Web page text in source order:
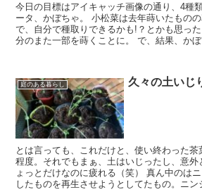
今日の目標はアイキャッチ画像の通り、4種
ータ、かぼちゃ。 小松菜は去年蒔いたもの
で、自分で種取りできるかも!？とかも思っ
分のまた一部を蒔くことに。 で、結果、かぼ
庭のある暮らし 久々の土いじ
とは言っても、これだけと、使い終わった
程度。それでもまぁ、土はいじったし、意
ょっとだけなのに疲れる（笑） 真ん中のは
したものを再生させようとしてたもの。ニン